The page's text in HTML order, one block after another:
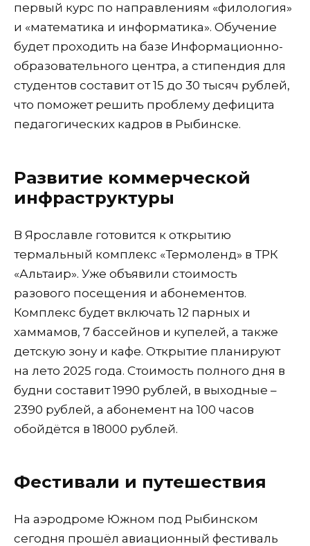
первый курс по направлениям «филология»
и «математика и информатика». Обучение
будет проходить на базе Информационно-
образовательного центра, а стипендия для
студентов составит от 15 до 30 тысяч рублей,
что поможет решить проблему дефицита
педагогических кадров в Рыбинске.
Развитие коммерческой
инфраструктуры
В Ярославле готовится к открытию
термальный комплекс «Термоленд» в ТРК
«Альтаир». Уже объявили стоимость
разового посещения и абонементов.
Комплекс будет включать 12 парных и
хаммамов, 7 бассейнов и купелей, а также
детскую зону и кафе. Открытие планируют
на лето 2025 года. Стоимость полного дня в
будни составит 1990 рублей, в выходные –
2390 рублей, а абонемент на 100 часов
обойдётся в 18000 рублей.
Фестивали и путешествия
На аэродроме Южном под Рыбинском
сегодня прошёл авиационный фестиваль